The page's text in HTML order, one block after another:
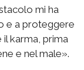
mi ha
e a proteggere
karma, prima
e nel male».